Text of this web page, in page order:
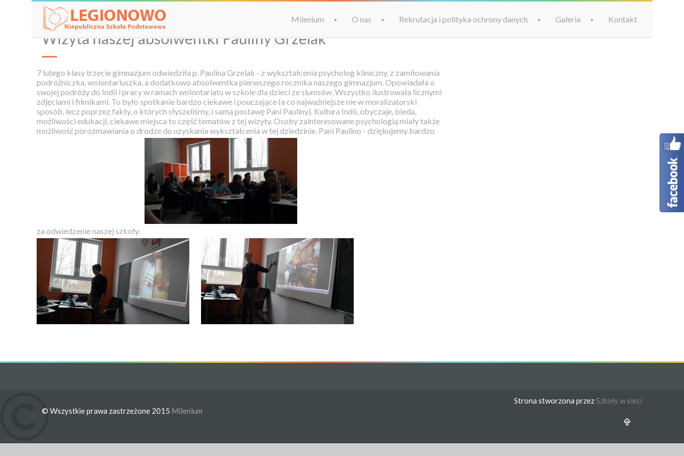
Milenium O nas Rekrutacja i polityka ochrony danych Galeria Kontakt
Wizyta naszej absolwentki Pauliny Grzelak
7 lutego klasy trzecie gimnazjum odwiedziła p. Paulina Grzelak - z wykształcenia psycholog kliniczny, z zamiłowania
podróżniczka, wolontariuszka, a dodatkowo absolwentka pierwszego rocznika naszego gimnazjum. Opowiadała o
swojej podróży do Indii i pracy w ramach wolontariatu w szkole dla dzieci ze slumsów. Wszystko ilustrowała licznymi
zdjęciami i filmikami. To było spotkanie bardzo ciekawe i pouczające (a co najważniejsze nie w moralizatorski
sposób, lecz poprzez fakty, o których słyszeliśmy, i samą postawę Pani Pauliny). Kultura Indii, obyczaje, bieda,
możliwości edukacji, ciekawe miejsca to część tematów z tej wizyty. Osoby zainteresowane psychologią miały także
możliwość porozmawiania o drodze do uzyskania wykształcenia w tej dziedzinie. Pani Paulino - dziękujemy bardzo
za odwiedzenie naszej szkoły.
© Wszystkie prawa zastrzeżone 2015 Milenium
Strona stworzona przezSzkoły w sieci